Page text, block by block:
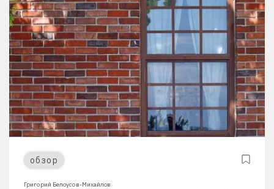
обзор
Григорий Белоусов-Михайлов